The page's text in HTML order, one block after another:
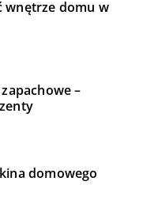
wnętrze domu w
–
domowego